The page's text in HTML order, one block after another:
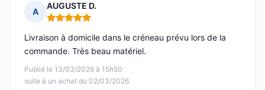
A
AUGUSTE D.
Note : 5 sur 5
Publié le 13/03/2026 à 15h50
suite à un achat du 02/03/2026
Livraison à domicile dans le créneau prévu lors de la
commande. Très beau matériel.